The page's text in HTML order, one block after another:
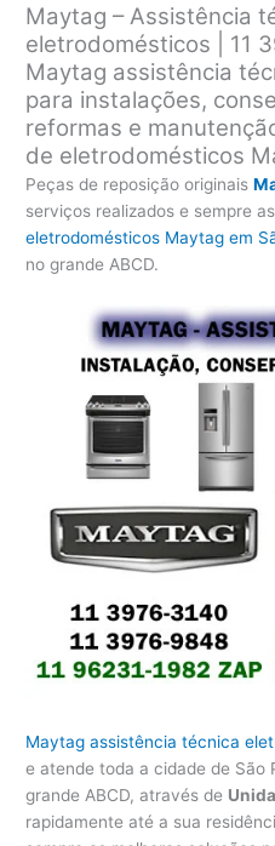
Maytag – Assistência
eletrodomésticos | 11
Maytag assistência
para instalações,
reformas e
de eletrodomésticos
Peças de reposição originais
serviços realizados e sempre
eletrodomésticos Maytag em
no grande ABCD.
Maytag assistência técnica
e atende toda a cidade de São
grande ABCD, através de
rapidamente até a sua